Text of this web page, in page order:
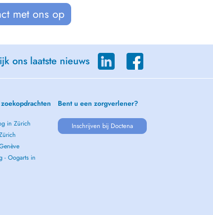
met ons op
ons laatste nieuws
in Zürich
- Oogarts in
Bent u een zorgverlener?
Inschrijven bij Doctena